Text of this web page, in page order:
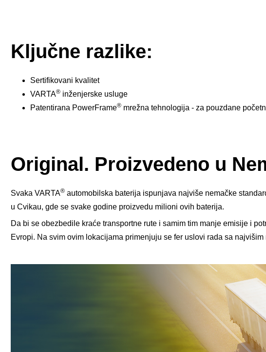
Ključne razlike:
Sertifikovani kvalitet
VARTA® inženjerske usluge
Patentirana PowerFrame® mrežna tehnologija - za pouzdane
Original. Proizvedeno u
Svaka VARTA® automobilska baterija ispunjava najviše nemačke
u Cvikau, gde se svake godine proizvedu milioni ovih baterija.
Da bi se obezbedile kraće transportne rute i samim tim manje emisije i
Evropi. Na svim ovim lokacijama primenjuju se fer uslovi rada sa